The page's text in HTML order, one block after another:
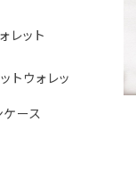
レット
トウォレッ
ース